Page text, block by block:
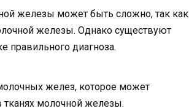
железы может быть сложно, так как
железы. Однако существуют
правильного диагноза.
желез, которое может
тканях молочной железы.